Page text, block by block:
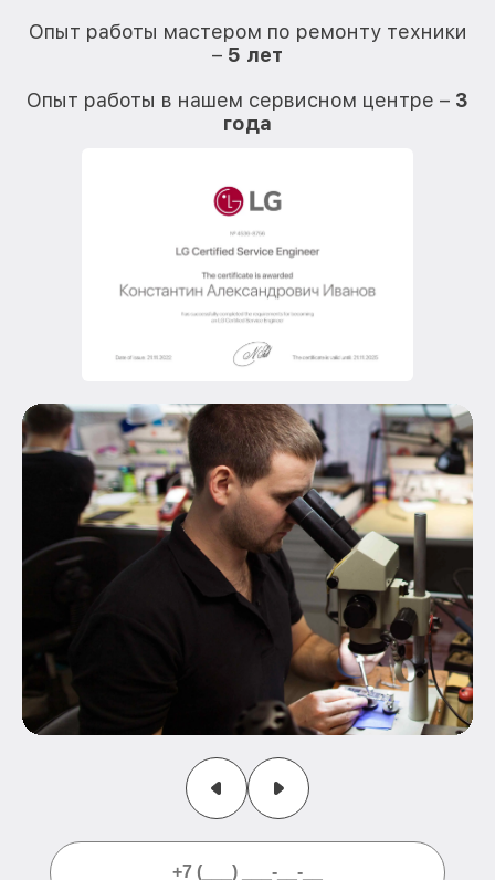
Опыт работы мастером по ремонту техники
– 5 лет
Опыт работы в нашем сервисном центре – 3
года